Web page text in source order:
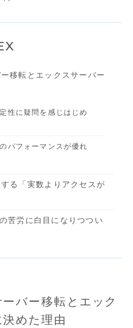
移転とエックスサーバー
性に疑問を感じはじめ
パフォーマンスが優れ
る「実数よりアクセスが
苦労に白目になりつつい
バー移転とエック
めた理由